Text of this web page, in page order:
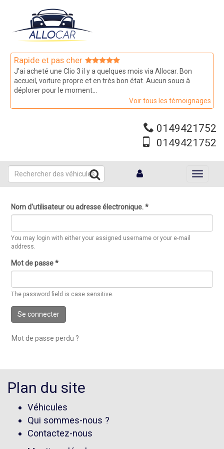
principal
Rapide et pas cher
J'ai acheté une Clio 3 il y a quelques mois via Allocar. Bon
accueil, voiture propre et en très bon état. Aucun souci à
déplorer pour le moment...
Voir tous les témoignages
0149421752
0149421752
Toggle
Nom d'utilisateur ou adresse électronique.*
You may login with either your assigned username or your e-mail
address.
Mot de passe*
The password field is case sensitive.
Se connecter
Mot de passe perdu ?
Plan du site
Véhicules
Qui sommes-nous ?
Contactez-nous